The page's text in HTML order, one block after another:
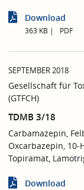
Download
363 KB PDF
SEPTEMBER 2018
Gesellschaft für
(GTFCH)
TDMB 3/18
Carbamazepin,
Oxcarbazepin, 10-
Topiramat,
Download